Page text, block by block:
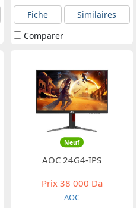
Fiche
Similaires
Comparer
Neuf
AOC 24G4-IPS
Prix38 000 Da
AOC